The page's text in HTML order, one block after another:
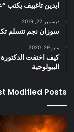
ايدين تاغييف يكتب
ديسمبر 22, 2019
سوزان نجم تتسلم
مايو 29, 2020
كيف اختفت
البيولوجية
Modified Posts